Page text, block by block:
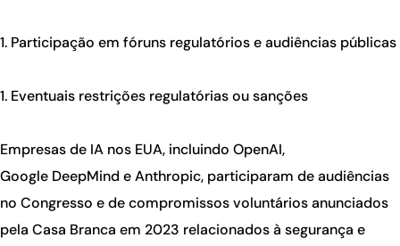
Participação em fóruns regulatórios e audiências públicas
Eventuais restrições regulatórias ou sanções
Empresas de IA nos EUA, incluindo OpenAI,
Google DeepMind e Anthropic, participaram de audiências
no Congresso e de compromissos voluntários anunciados
pela Casa Branca em 2023 relacionados à segurança e